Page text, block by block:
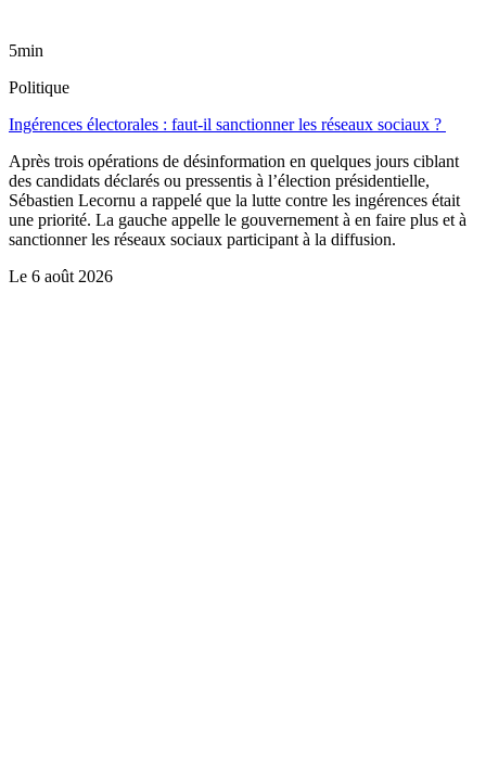
5min
Politique
Ingérences électorales : faut-il sanctionner les réseaux sociaux ?
Après trois opérations de désinformation en quelques jours ciblant
des candidats déclarés ou pressentis à l’élection présidentielle,
Sébastien Lecornu a rappelé que la lutte contre les ingérences était
une priorité. La gauche appelle le gouvernement à en faire plus et à
sanctionner les réseaux sociaux participant à la diffusion.
Le 6 août 2026